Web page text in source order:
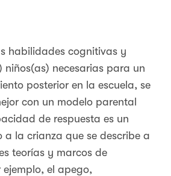
habilidades cognitivas y
niños(as) necesarias para un
posterior en la escuela, se
con un modelo parental
de respuesta es un
la crianza que se describe a
teorías y marcos de
el apego,